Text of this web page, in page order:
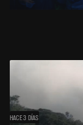
HACE 3 DÍAS